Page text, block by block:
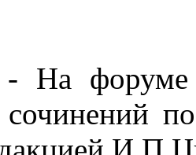
- На форуме